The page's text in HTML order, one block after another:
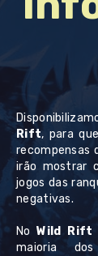
Rift, para
recompensas
irão mostrar
jogos das
negativas.
NoWild Rift
maioria